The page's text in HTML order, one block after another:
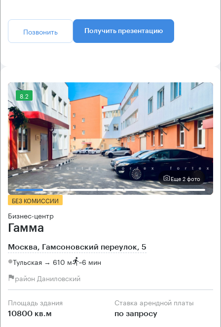
Позвонить Получить презентацию
8.2
Еще 2 фото
БЕЗ КОМИССИИ
Бизнес-центр
Гамма
Москва, Гамсоновский переулок, 5
Тульская → 610 м ~6 мин
район Даниловский
Площадь здания
10800 кв.м
Ставка арендной платы
по запросу